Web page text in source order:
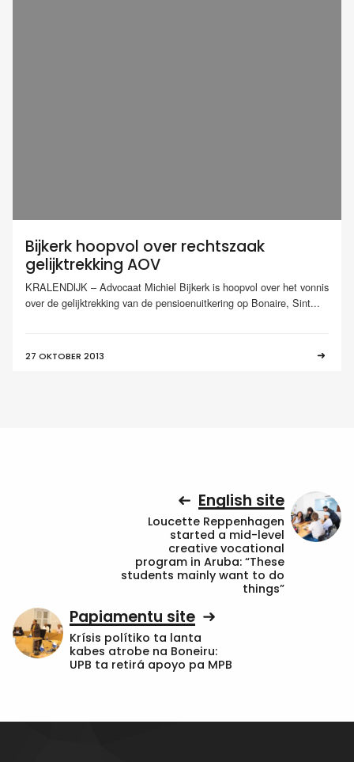
Bijkerk hoopvol over rechtszaak
gelijktrekking AOV
KRALENDIJK – Advocaat Michiel Bijkerk is hoopvol over het vonnis
over de gelijktrekking van de pensioenuitkering op Bonaire, Sint...
27 OKTOBER 2013
English site
Loucette Reppenhagen
started a mid-level
creative vocational
program in Aruba: “These
students mainly want to do
things”
Papiamentu site
Krísis polítiko ta lanta
kabes atrobe na Boneiru:
UPB ta retirá apoyo pa MPB